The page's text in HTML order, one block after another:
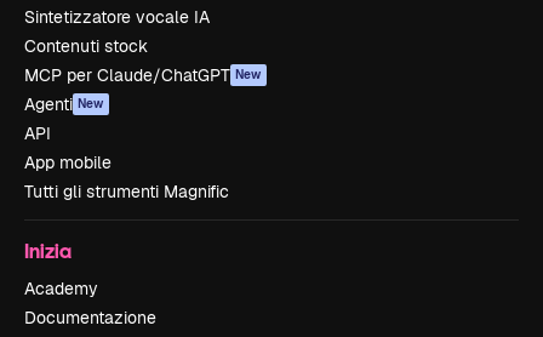
Sintetizzatore vocale IA
Contenuti stock
MCP per Claude/ChatGPT New
Agenti New
API
App mobile
Tutti gli strumenti Magnific
Inizia
Academy
Documentazione